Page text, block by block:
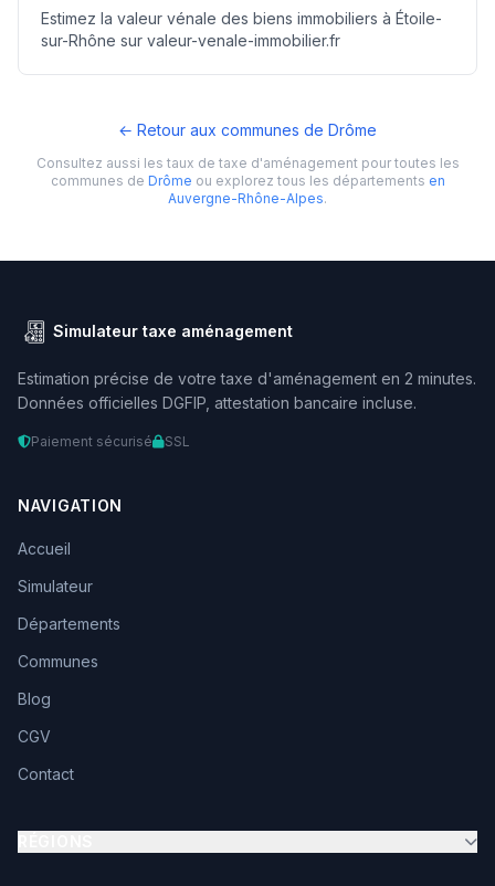
Estimez la valeur vénale des biens immobiliers à Étoile-
sur-Rhône sur valeur-venale-immobilier.fr
← Retour aux communes de Drôme
Consultez aussi les taux de taxe d'aménagement pour toutes les
communes de Drôme ou explorez tous les départements en
Auvergne-Rhône-Alpes.
Simulateur taxe aménagement
Estimation précise de votre taxe d'aménagement en 2 minutes.
Données officielles DGFIP, attestation bancaire incluse.
Paiement sécurisé SSL
NAVIGATION
Accueil
Simulateur
Départements
Communes
Blog
CGV
Contact